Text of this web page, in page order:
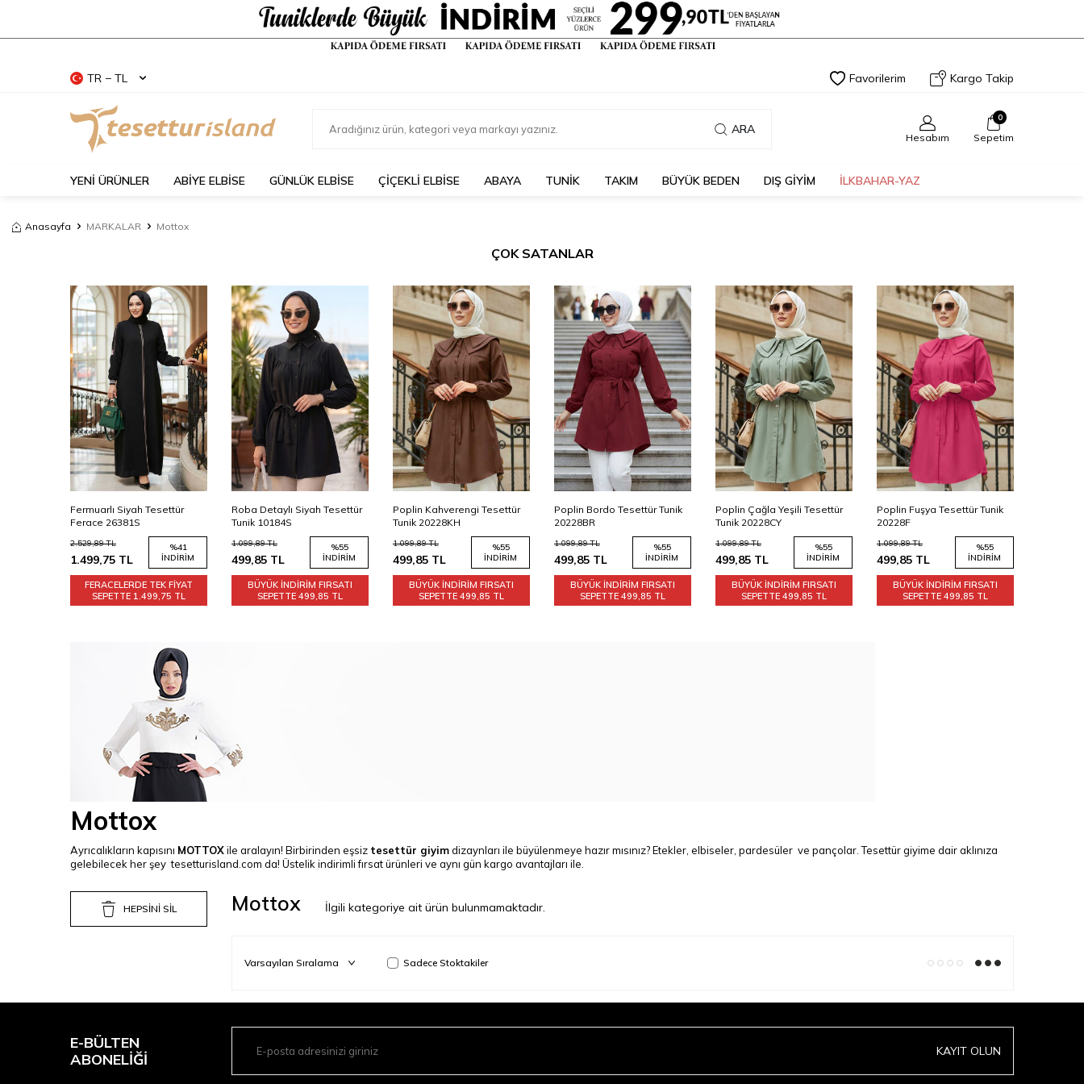
TR − TL Favorilerim Kargo Takip
ARA
Hesabım
0
Sepetim
YENİ ÜRÜNLER ABİYE ELBİSE GÜNLÜK ELBİSE ÇIÇEKLI ELBISE ABAYA TUNİK TAKIM BÜYÜK BEDEN DIŞ GİYİM İLKBAHAR-YAZ
Anasayfa MARKALAR Mottox
ÇOK SATANLAR
Fermuarlı Siyah Tesettür
Ferace 26381S
2.529,89TL
1.499,75 TL
%41
İNDIRIM
FERACELERDE TEK FİYAT
SEPETTE 1.499,75 TL
Roba Detaylı Siyah Tesettür
Tunik 10184S
1.099,89TL
499,85 TL
%55
İNDIRIM
BÜYÜK İNDİRİM FIRSATI
SEPETTE 499,85 TL
Poplin Kahverengi Tesettür
Tunik 20228KH
1.099,89TL
499,85 TL
%55
İNDIRIM
BÜYÜK İNDİRİM FIRSATI
SEPETTE 499,85 TL
Poplin Bordo Tesettür Tunik
20228BR
1.099,89TL
499,85 TL
%55
İNDIRIM
BÜYÜK İNDİRİM FIRSATI
SEPETTE 499,85 TL
Poplin Çağla Yeşili Tesettür
Tunik 20228CY
1.099,89TL
499,85 TL
%55
İNDIRIM
BÜYÜK İNDİRİM FIRSATI
SEPETTE 499,85 TL
Poplin Fuşya Tesettür Tunik
20228F
1.099,89TL
499,85 TL
%55
İNDIRIM
BÜYÜK İNDİRİM FIRSATI
SEPETTE 499,85 TL
Mottox
Ayrıcalıkların kapısını MOTTOXile aralayın! Birbirinden eşsiz tesettür giyimdizaynları ile büyülenmeye hazır mısınız?Etekler elbiseler pardesüler ve pançolar .Tesettür giyime dair aklınıza
gelebilecek her şeytesetturisland.com da! Üstelik indirimli fırsat ürünleri ve aynı gün kargo avantajları ile.
HEPSİNİ SİL Mottox İlgili kategoriye ait ürün bulunmamaktadır.
Sadece Stoktakiler
E-BÜLTEN
ABONELIĞI
KAYIT OLUN